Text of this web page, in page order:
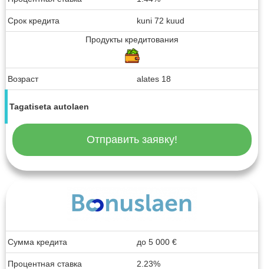
Срок кредита
kuni 72 kuud
Продукты кредитования
Возраст alates 18
Tagatiseta autolaen
Отправить заявку!
Сумма кредита до 5 000 €
Процентная ставка 2.23%